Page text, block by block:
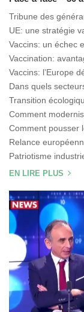
Tribune des
UE: une stratégie
Vaccins: un échec
Vaccination:
Vaccins: l’Europe
Dans quels
Transition
Comment
Comment pousser
Relance
Patriotisme
EN LIRE PLUS